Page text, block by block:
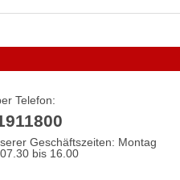
Telefon:
Geschäftszeiten: Montag
bis 16.00